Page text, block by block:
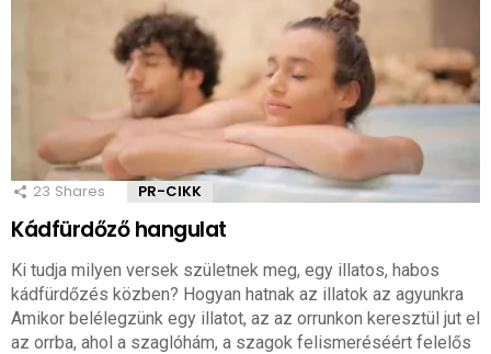
23 Shares PR-CIKK
Kádfürdőző hangulat
Ki tudja milyen versek születnek meg, egy illatos, habos
kádfürdőzés közben? Hogyan hatnak az illatok az agyunkra
Amikor belélegzünk egy illatot, az az orrunkon keresztül jut el
az orrba, ahol a szaglóhám, a szagok felismeréséért felelős